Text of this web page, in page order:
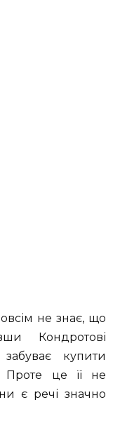
не знає, що
Кондротові
купити
Проте це її не
є речі значно